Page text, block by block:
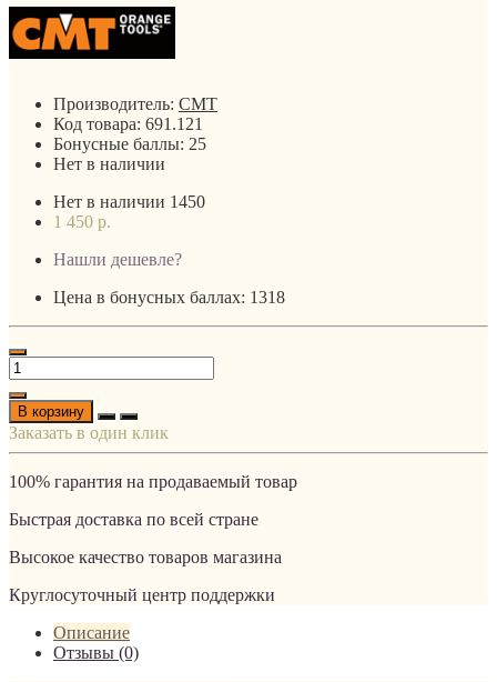
Производитель: CMT
Код товара: 691.121
Бонусные баллы: 25
Нет в наличии
Нет в наличии 1450
1 450 р.
Нашли дешевле?
Цена в бонусных баллах: 1318
В корзину
Заказать в один клик
100% гарантия на продаваемый товар
Быстрая доставка по всей стране
Высокое качество товаров магазина
Круглосуточный центр поддержки
Описание
Отзывы (0)